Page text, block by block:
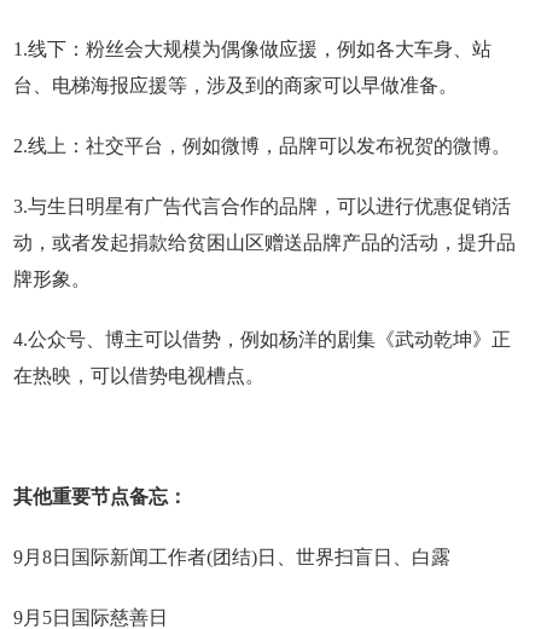
1.线下：粉丝会大规模为偶像做应援，例如各大车身、站
台、电梯海报应援等，涉及到的商家可以早做准备。
2.线上：社交平台，例如微博，品牌可以发布祝贺的微博。
3.与生日明星有广告代言合作的品牌，可以进行优惠促销活
动，或者发起捐款给贫困山区赠送品牌产品的活动，提升品
牌形象。
4.公众号、博主可以借势，例如杨洋的剧集《武动乾坤》正
在热映，可以借势电视槽点。
其他重要节点备忘：
9月8日国际新闻工作者(团结)日、世界扫盲日、白露
9月5日国际慈善日